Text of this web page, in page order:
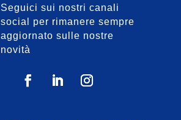
Seguici sui nostri canali
social per rimanere sempre
aggiornato sulle nostre
novità